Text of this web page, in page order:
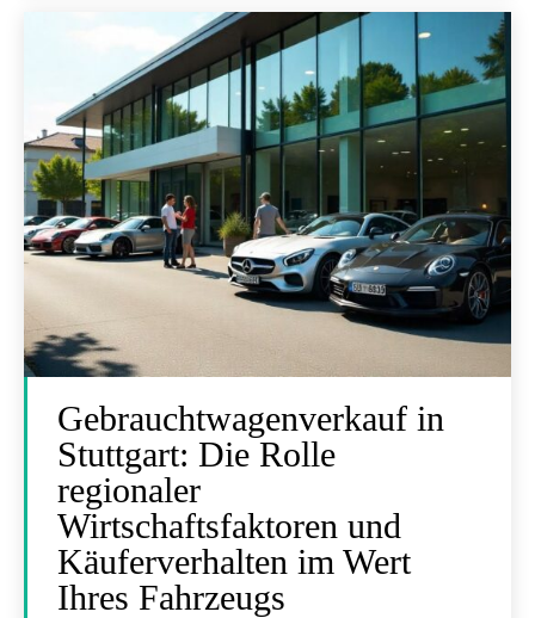
Gebrauchtwagenverkauf in
Stuttgart: Die Rolle
regionaler
Wirtschaftsfaktoren und
Käuferverhalten im Wert
Ihres Fahrzeugs